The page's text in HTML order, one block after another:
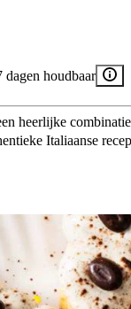
dagen houdbaar
heerlijke
Italiaanse